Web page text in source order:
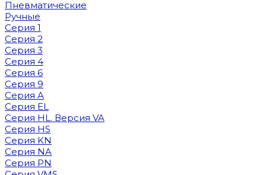
Пневматические
Ручные
Серия 1
Серия 2
Серия 3
Серия 4
Серия 6
Серия 9
Серия A
Серия EL
Серия HL. Версия VA
Серия HS
Серия KN
Серия NA
Серия PN